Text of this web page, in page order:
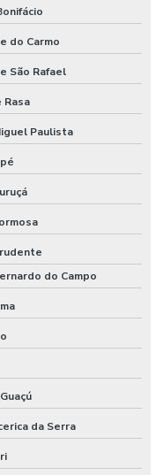
do Carmo
São Rafael
Rasa
Paulista
do Campo
da Serra